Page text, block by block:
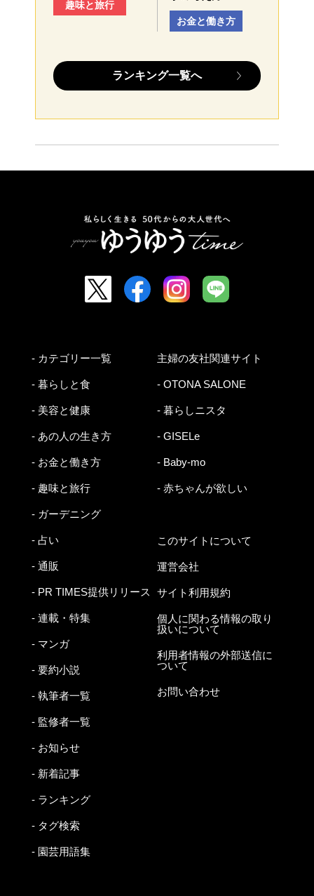
趣味と旅行
お金と働き方
ランキング一覧へ
- カテゴリー一覧
- 暮らしと食
- 美容と健康
- あの人の生き方
- お金と働き方
- 趣味と旅行
- ガーデニング
- 占い
- 通販
- PR TIMES提供リリース
- 連載・特集
- マンガ
- 要約小説
- 執筆者一覧
- 監修者一覧
- お知らせ
- 新着記事
- ランキング
- タグ検索
- 園芸用語集
主婦の友社関連サイト
- OTONA SALONE
- 暮らしニスタ
- GISELe
- Baby-mo
- 赤ちゃんが欲しい
このサイトについて
運営会社
サイト利用規約
個人に関わる情報の取り
扱いについて
利用者情報の外部送信に
ついて
お問い合わせ